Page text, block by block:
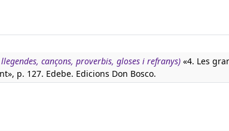
cançons, proverbis, gloses i refranys) «4. Les
p. 127. Edebe. Edicions Don Bosco.